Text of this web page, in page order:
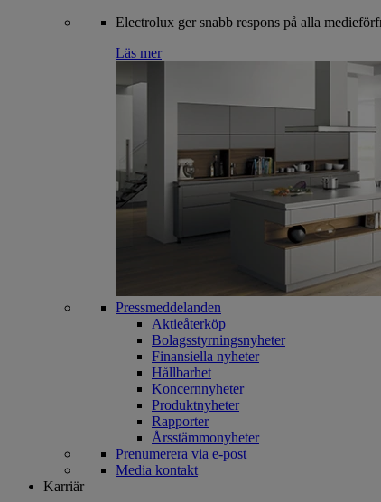
Electrolux ger snabb respons på alla
Läs mer
Pressmeddelanden
Aktieåterköp
Bolagsstyrningsnyheter
Finansiella nyheter
Hållbarhet
Koncernnyheter
Produktnyheter
Rapporter
Årsstämmonyheter
Prenumerera via e-post
Media kontakt
Karriär